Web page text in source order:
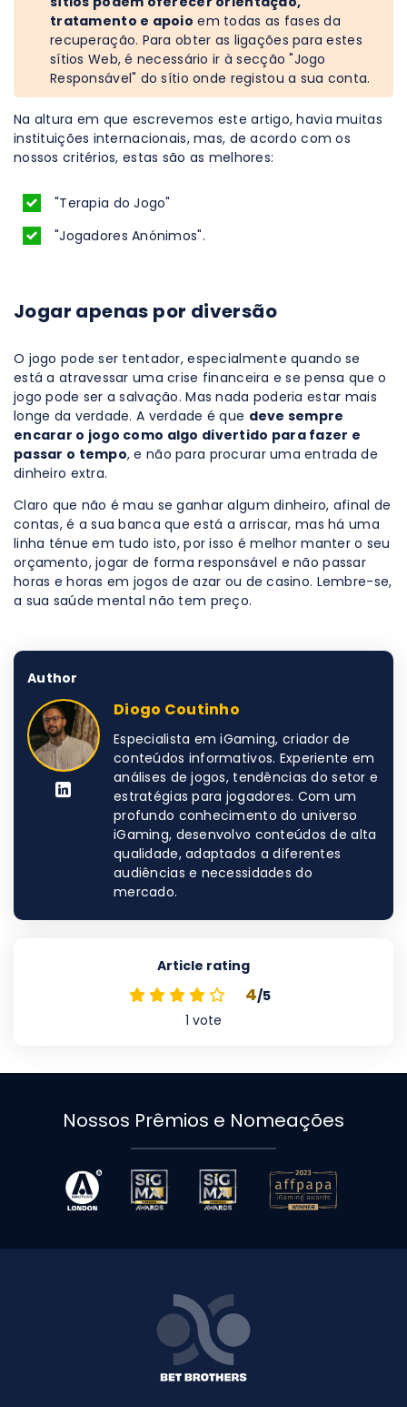
tratamento e apoio em todas as fases da
recuperação. Para obter as ligações para estes
sítios Web, é necessário ir à secção "Jogo
Responsável" do sítio onde registou a sua conta.
Na altura em que escrevemos este artigo, havia muitas
instituições internacionais, mas, de acordo com os
nossos critérios, estas são as melhores:
"Terapia do Jogo"
"Jogadores Anónimos".
Jogar apenas por diversão
O jogo pode ser tentador, especialmente quando se
está a atravessar uma crise financeira e se pensa que o
jogo pode ser a salvação. Mas nada poderia estar mais
longe da verdade. A verdade é que deve sempre
encarar o jogo como algo divertido para fazer e
passar o tempo, e não para procurar uma entrada de
dinheiro extra.
Claro que não é mau se ganhar algum dinheiro, afinal de
contas, é a sua banca que está a arriscar, mas há uma
linha ténue em tudo isto, por isso é melhor manter o seu
orçamento, jogar de forma responsável e não passar
horas e horas em jogos de azar ou de casino. Lembre-se,
a sua saúde mental não tem preço.
Author
Diogo Coutinho
Especialista em iGaming, criador de
conteúdos informativos. Experiente em
análises de jogos, tendências do setor e
estratégias para jogadores. Com um
profundo conhecimento do universo
iGaming, desenvolvo conteúdos de alta
qualidade, adaptados a diferentes
audiências e necessidades do
mercado.
Article rating
4/5
1 vote
Nossos Prêmios e Nomeações